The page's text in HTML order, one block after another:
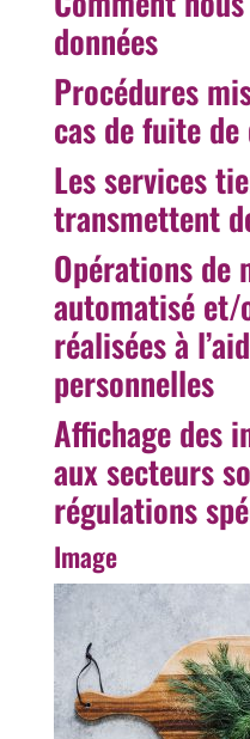
données
Procédures
cas de fuite de
Les services
transmettent
Opérations de
automatisé
réalisées à
personnelles
Affichage des
aux secteurs
régulations
Image